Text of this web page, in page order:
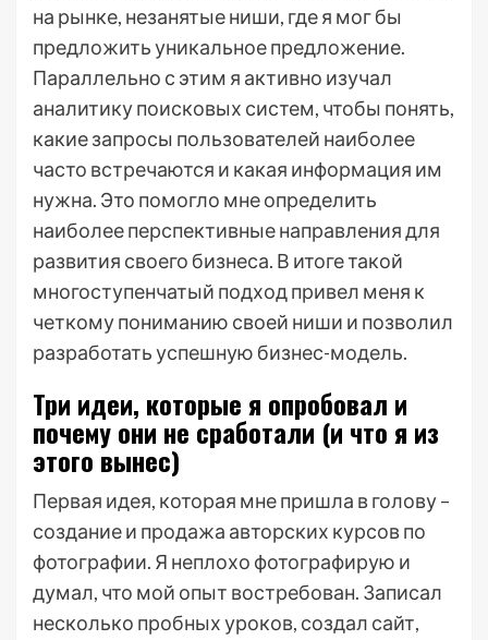
на рынке, незанятые ниши, где я мог бы
предложить уникальное предложение.
Параллельно с этим я активно изучал
аналитику поисковых систем, чтобы понять,
какие запросы пользователей наиболее
часто встречаются и какая информация им
нужна. Это помогло мне определить
наиболее перспективные направления для
развития своего бизнеса. В итоге такой
многоступенчатый подход привел меня к
четкому пониманию своей ниши и позволил
разработать успешную бизнес-модель.
Три идеи, которые я опробовал и
почему они не сработали (и что я из
этого вынес)
Первая идея, которая мне пришла в голову –
создание и продажа авторских курсов по
фотографии. Я неплохо фотографирую и
думал, что мой опыт востребован. Записал
несколько пробных уроков, создал сайт,